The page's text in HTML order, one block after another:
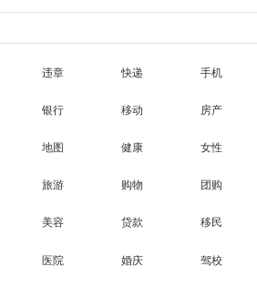
违章 快递 手机
银行 移动 房产
地图 健康 女性
旅游 购物 团购
美容 贷款 移民
医院 婚庆 驾校